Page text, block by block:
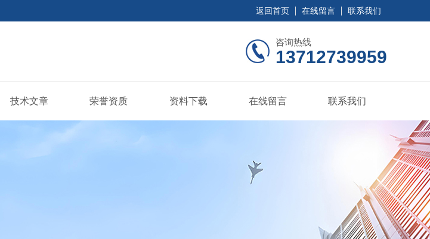
返回首页 在线留言 联系我们
咨询热线
13712739959
技术文章 荣誉资质 资料下载 在线留言 联系我们